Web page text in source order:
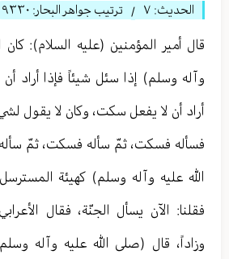
الحديث: ٧ / ترتيب جواهر البحار: ٩٣٣٠
قال أمير المؤمنين (عليه السلام): كان
وآله وسلم) إذا سئل شيئاً فإذا أراد أن
أراد أن لا يفعل سكت، وكان لا يقول
فسأله فسكت، ثمّ سأله فسكت، ثمّ
الله عليه وآله وسلم) كهيئة
فقلنا: الآن يسأل الجنّة، فقال
وزاداً، قال (صلى الله عليه وآله